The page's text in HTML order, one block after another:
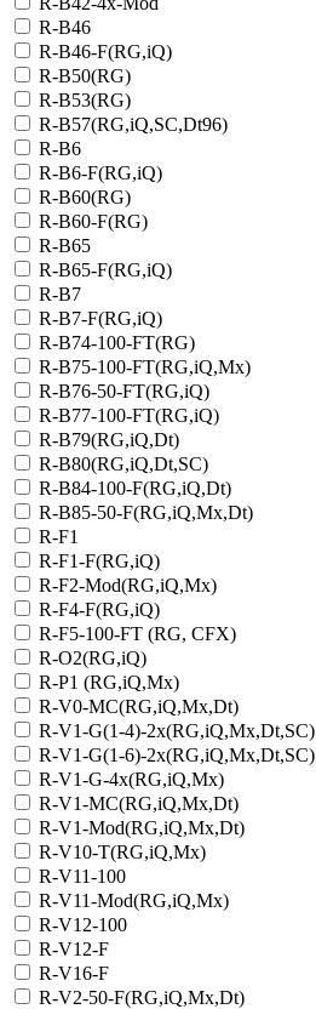
R-B46
R-B46-F(RG,iQ)
R-B50(RG)
R-B53(RG)
R-B57(RG,iQ,SC,Dt96)
R-B6
R-B6-F(RG,iQ)
R-B60(RG)
R-B60-F(RG)
R-B65
R-B65-F(RG,iQ)
R-B7
R-B7-F(RG,iQ)
R-B74-100-FT(RG)
R-B75-100-FT(RG,iQ,Mx)
R-B76-50-FT(RG,iQ)
R-B77-100-FT(RG,iQ)
R-B79(RG,iQ,Dt)
R-B80(RG,iQ,Dt,SC)
R-B84-100-F(RG,iQ,Dt)
R-B85-50-F(RG,iQ,Mx,Dt)
R-F1
R-F1-F(RG,iQ)
R-F2-Mod(RG,iQ,Mx)
R-F4-F(RG,iQ)
R-F5-100-FT (RG, CFX)
R-O2(RG,iQ)
R-P1 (RG,iQ,Mx)
R-V0-MC(RG,iQ,Mx,Dt)
R-V1-G(1-4)-2х(RG,iQ,Mx,Dt,SC)
R-V1-G(1-6)-2x(RG,iQ,Mx,Dt,SC)
R-V1-G-4х(RG,iQ,Mx)
R-V1-MC(RG,iQ,Mx,Dt)
R-V1-Mod(RG,iQ,Mx,Dt)
R-V10-T(RG,iQ,Mx)
R-V11-100
R-V11-Mod(RG,iQ,Mx)
R-V12-100
R-V12-F
R-V16-F
R-V2-50-F(RG,iQ,Mx,Dt)